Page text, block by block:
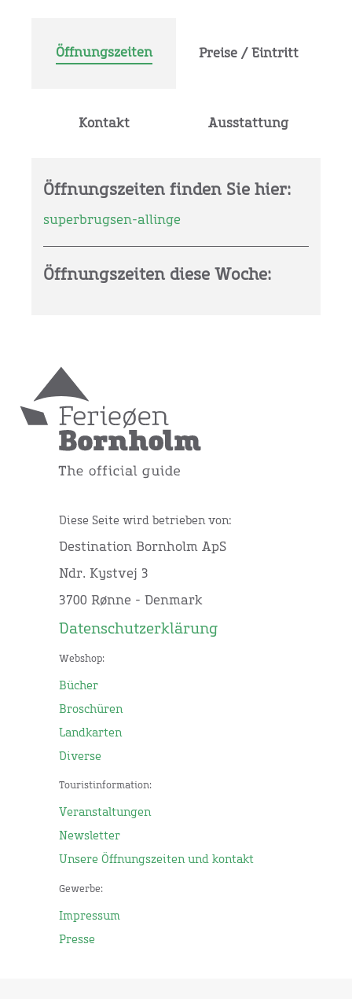
Öffnungszeiten Preise / Eintritt
Kontakt Ausstattung
Öffnungszeiten finden Sie hier:
superbrugsen-allinge
Öffnungszeiten diese Woche:
Diese Seite wird betrieben von:
Destination Bornholm ApS
Ndr. Kystvej 3
3700 Rønne - Denmark
Datenschutzerklärung
Webshop:
Bücher
Broschüren
Landkarten
Diverse
Touristinformation:
Veranstaltungen
Newsletter
Unsere Öffnungszeiten und kontakt
Gewerbe:
Impressum
Presse